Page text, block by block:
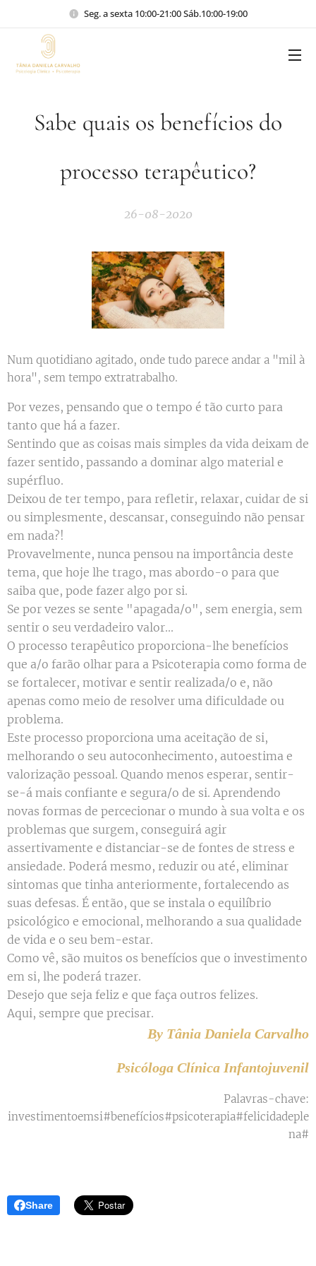
Seg. a sexta 10:00-21:00 Sáb.10:00-19:00
Sabe quais os benefícios do
processo terapêutico?
26-08-2020
Num quotidiano agitado, onde tudo parece andar a "mil à
hora", sem tempo extratrabalho.
Por vezes, pensando que o tempo é tão curto para
tanto que há a fazer.
Sentindo que as coisas mais simples da vida deixam de
fazer sentido, passando a dominar algo material e
supérfluo.
Deixou de ter tempo, para refletir, relaxar, cuidar de si
ou simplesmente, descansar, conseguindo não pensar
em nada?!
Provavelmente, nunca pensou na importância deste
tema, que hoje lhe trago, mas abordo-o para que
saiba que, pode fazer algo por si.
Se por vezes se sente "apagada/o", sem energia, sem
sentir o seu verdadeiro valor...
O processo terapêutico proporciona-lhe benefícios
que a/o farão olhar para a Psicoterapia como forma de
se fortalecer, motivar e sentir realizada/o e, não
apenas como meio de resolver uma dificuldade ou
problema.
Este processo proporciona uma aceitação de si,
melhorando o seu autoconhecimento, autoestima e
valorização pessoal. Quando menos esperar, sentir-
se-á mais confiante e segura/o de si. Aprendendo
novas formas de percecionar o mundo à sua volta e os
problemas que surgem, conseguirá agir
assertivamente e distanciar-se de fontes de stress e
ansiedade. Poderá mesmo, reduzir ou até, eliminar
sintomas que tinha anteriormente, fortalecendo as
suas defesas. É então, que se instala o equilíbrio
psicológico e emocional, melhorando a sua qualidade
de vida e o seu bem-estar.
Como vê, são muitos os benefícios que o investimento
em si, lhe poderá trazer.
Desejo que seja feliz e que faça outros felizes.
Aqui, sempre que precisar.
By Tânia Daniela Carvalho
Psicóloga Clínica Infantojuvenil
Palavras-chave:
investimentoemsi#benefícios#psicoterapia#felicidadeple
na#
Share